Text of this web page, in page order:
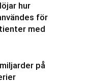
hur
för
med
på